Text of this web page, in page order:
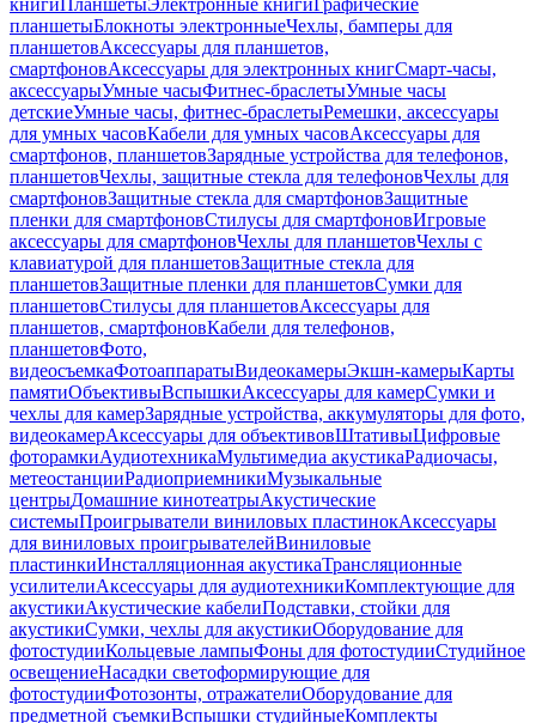
книгиПланшетыЭлектронные книгиГрафические
планшетыБлокноты электронныеЧехлы, бамперы для
планшетовАксессуары для планшетов,
смартфоновАксессуары для электронных книгСмарт-часы,
аксессуарыУмные часыФитнес-браслетыУмные часы
детскиеУмные часы, фитнес-браслетыРемешки, аксессуары
для умных часовКабели для умных часовАксессуары для
смартфонов, планшетовЗарядные устройства для телефонов,
планшетовЧехлы, защитные стекла для телефоновЧехлы для
смартфоновЗащитные стекла для смартфоновЗащитные
пленки для смартфоновСтилусы для смартфоновИгровые
аксессуары для смартфоновЧехлы для планшетовЧехлы с
клавиатурой для планшетовЗащитные стекла для
планшетовЗащитные пленки для планшетовСумки для
планшетовСтилусы для планшетовАксессуары для
планшетов, смартфоновКабели для телефонов,
планшетовФото,
видеосъемкаФотоаппаратыВидеокамерыЭкшн-камерыКарты
памятиОбъективыВспышкиАксессуары для камерСумки и
чехлы для камерЗарядные устройства, аккумуляторы для фото,
видеокамерАксессуары для объективовШтативыЦифровые
фоторамкиАудиотехникаМультимедиа акустикаРадиочасы,
метеостанцииРадиоприемникиМузыкальные
центрыДомашние кинотеатрыАкустические
системыПроигрыватели виниловых пластинокАксессуары
для виниловых проигрывателейВиниловые
пластинкиИнсталляционная акустикаТрансляционные
усилителиАксессуары для аудиотехникиКомплектующие для
акустикиАкустические кабелиПодставки, стойки для
акустикиСумки, чехлы для акустикиОборудование для
фотостудииКольцевые лампыФоны для фотостудииСтудийное
освещениеНасадки светоформирующие для
фотостудииФотозонты, отражателиОборудование для
предметной съемкиВспышки студийныеКомплекты